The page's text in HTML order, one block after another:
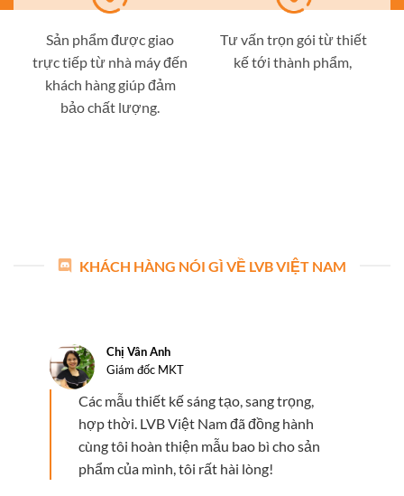
Sản phẩm được giao
trực tiếp từ nhà máy đến
khách hàng giúp đảm
bảo chất lượng.
Tư vấn trọn gói từ thiết
kế tới thành phẩm,
KHÁCH HÀNG NÓI GÌ VỀ LVB VIỆT NAM
Chị Vân Anh
Giám đốc MKT
Các mẫu thiết kế sáng tạo, sang trọng,
hợp thời. LVB Việt Nam đã đồng hành
cùng tôi hoàn thiện mẫu bao bì cho sản
phẩm của mình, tôi rất hài lòng!